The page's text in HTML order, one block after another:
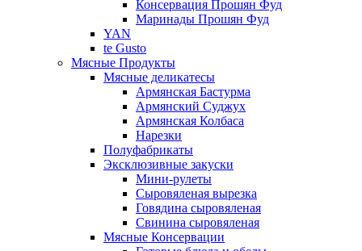
Консервация Прошян Фуд
Маринады Прошян Фуд
YAN
te Gusto
Мясные Продукты
Мясные деликатесы
Армянская Бастурма
Армянский Суджух
Армянская Колбаса
Нарезки
Полуфабрикаты
Эксклюзивные закуски
Мини-рулеты
Сыровяленая вырезка
Говядина сыровяленая
Свинина сыровяленая
Мясные Консервации